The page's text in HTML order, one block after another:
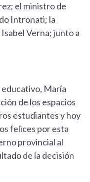
el ministro de
Intronati; la
Verna; junto a
María
de los espacios
estudiantes y hoy
felices por esta
provincial al
de la decisión